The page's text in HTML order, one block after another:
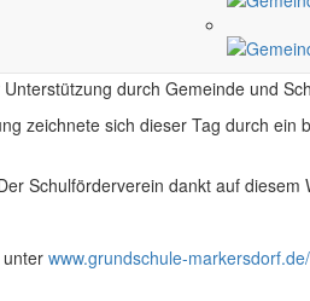
Den Raum haben die Kinder liebevoll
durch Gemeinde und
zeichnete sich dieser Tag durch ein
Schulförderverein dankt auf diesem
www.grundschule-